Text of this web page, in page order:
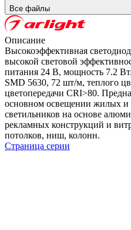
Все файлы
Описание
Высокоэффективная
высокой световой
питания 24 В, мощность 7.2
SMD 5630, 72 шт/м, теплого
цветопередачи CRI>80.
основном освещении жилых
светильников на основе
рекламных конструкций и
потолков, ниш, колонн.
Страница серии